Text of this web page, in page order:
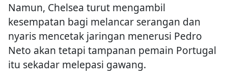
Namun, Chelsea turut mengambil
kesempatan bagi melancar serangan dan
nyaris mencetak jaringan menerusi Pedro
Neto akan tetapi tampanan pemain Portugal
itu sekadar melepasi gawang.